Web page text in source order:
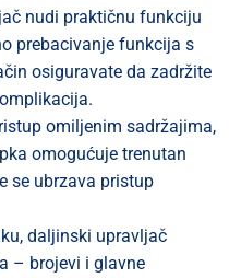
nudi praktičnu funkciju
prebacivanje funkcija s
osiguravate da zadržite
omiljenim sadržajima,
omogućuje trenutan
se ubrzava pristup
daljinski upravljač
– brojevi i glavne